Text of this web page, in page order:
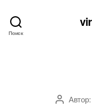
Поиск
Автор